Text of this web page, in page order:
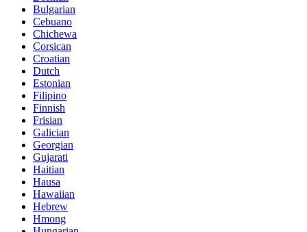
Bulgarian
Cebuano
Chichewa
Corsican
Croatian
Dutch
Estonian
Filipino
Finnish
Frisian
Galician
Georgian
Gujarati
Haitian
Hausa
Hawaiian
Hebrew
Hmong